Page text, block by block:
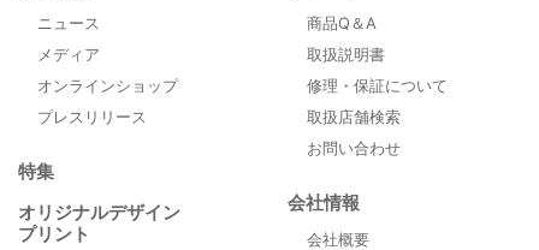
ニュース
メディア
オンラインショップ
プレスリリース
特集
オリジナルデザイン
プリント
商品Q＆A
取扱説明書
修理・保証について
取扱店舗検索
お問い合わせ
会社情報
会社概要